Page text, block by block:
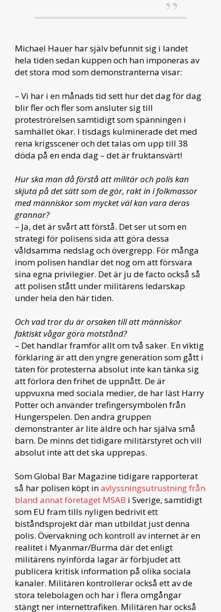
Michael Hauer har själv befunnit sig i landet
hela tiden sedan kuppen och han imponeras av
det stora mod som demonstranterna visar:
– Vi har i en månads tid sett hur det dag för dag
blir fler och fler som ansluter sig till
proteströrelsen samtidigt som spänningen i
samhället ökar. I tisdags kulminerade det med
rena krigsscener och det talas om upp till 38
döda på en enda dag – det är fruktansvärt!
Hur ska man då förstå att militär och polis kan
skjuta på det sätt som de gör, rakt in i folkmassor
med människor som mycket väl kan vara deras
grannar?
– Ja, det är svårt att förstå. Det ser ut som en
strategi för polisens sida att göra dessa
våldsamma nedslag och övergrepp. För många
inom polisen handlar det nog om att försvara
sina egna privilegier. Det är ju de facto också så
att polisen stått under militärens ledarskap
under hela den här tiden.
Och vad tror du är orsaken till att människor
faktiskt vågar göra motstånd?
– Det handlar framför allt om två saker. En viktig
förklaring är att den yngre generation som gått i
täten för protesterna absolut inte kan tänka sig
att förlora den frihet de uppnått. De är
uppvuxna med sociala medier, de har läst Harry
Potter och använder trefingersymbolen från
Hungerspelen. Den andra gruppen
demonstranter är lite äldre och har själva små
barn. De minns det tidigare militärstyret och vill
absolut inte att det ska upprepas.
Som Global Bar Magazine tidigare rapporterat
så har polisen köpt inavlyssningsutrustning från
bland annat företaget MSAB i Sverige, samtidigt
som EU fram tills nyligen bedrivit ett
biståndsprojekt där man utbildat just denna
polis. Övervakning och kontroll av internet är en
realitet i Myanmar/Burma där det enligt
militärens nyinförda lagar är förbjudet att
publicera kritisk information på olika sociala
kanaler. Militären kontrollerar också ett av de
stora telebolagen och har i flera omgångar
stängt ner internettrafiken. Militären har också